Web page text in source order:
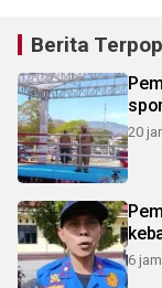
Berita
20
6